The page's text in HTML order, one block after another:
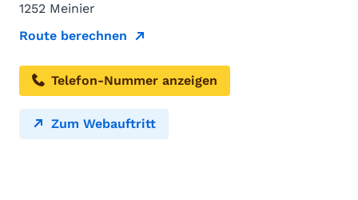
1252 Meinier
Route berechnen
Telefon-Nummer anzeigen
Zum Webauftritt